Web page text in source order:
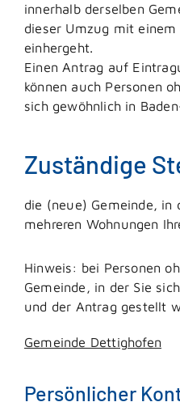
innerhalb derselben
dieser Umzug mit einem
einhergeht.
Einen Antrag auf
können auch Personen
sich gewöhnlich in
Zuständige
die (neue) Gemeinde, in
mehreren Wohnungen
Hinweis: bei Personen
Gemeinde, in der Sie
und der Antrag gestellt
Gemeinde Dettighofen
Persönlicher